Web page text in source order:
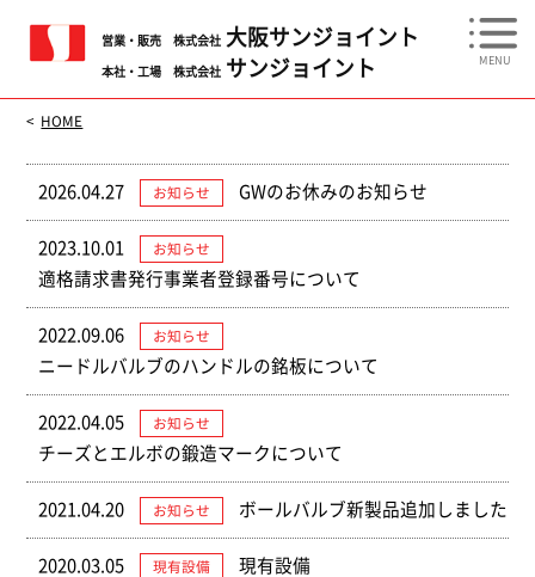
営業・販売 株式会社 大阪サンジョイント
本社・工場 株式会社 サンジョイント
HOME
2026.04.27 お知らせ GWのお休みのお知らせ
2023.10.01 お知らせ
適格請求書発行事業者登録番号について
2022.09.06 お知らせ
ニードルバルブのハンドルの銘板について
2022.04.05 お知らせ
チーズとエルボの鍛造マークについて
2021.04.20 お知らせ ボールバルブ新製品追加しました
2020.03.05 現有設備 現有設備